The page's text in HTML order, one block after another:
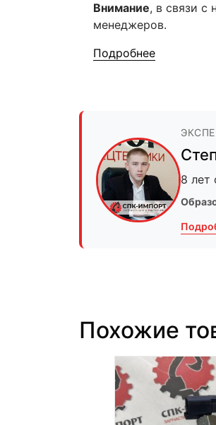
Внимание, в связи с
менеджеров.
Подробнее
8 лет
Похожие